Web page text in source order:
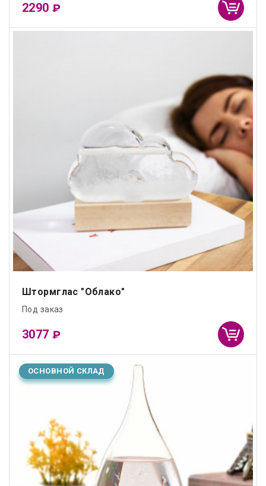
2290₽
Штормглас "Облако"
Под заказ
3077₽
ОСНОВНОЙ СКЛАД